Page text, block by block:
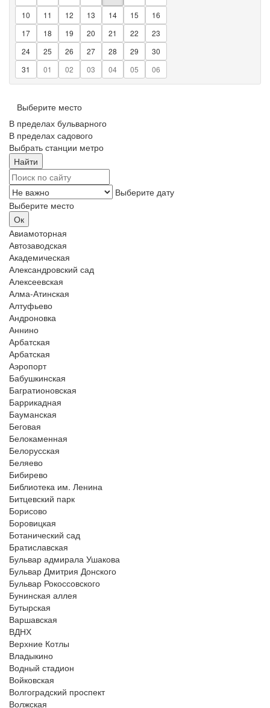
10
11 12 13 14 15
16
17
18 19 20 21 22
23
24
25 26 27 28 29
30
31
01 02 03 04 05 06
Выберите место
В пределах бульварного
В пределах садового
Выбрать станции метро
Выберите дату
Выберите место
Авиамоторная
Автозаводская
Академическая
Александровский сад
Алексеевская
Алма-Атинская
Алтуфьево
Андроновка
Аннино
Арбатская
Арбатская
Аэропорт
Бабушкинская
Багратионовская
Баррикадная
Бауманская
Беговая
Белокаменная
Белорусская
Беляево
Бибирево
Библиотека им. Ленина
Битцевский парк
Борисово
Боровицкая
Ботанический сад
Братиславская
Бульвар адмирала Ушакова
Бульвар Дмитрия Донского
Бульвар Рокоссовского
Бунинская аллея
Бутырская
Варшавская
ВДНХ
Верхние Котлы
Владыкино
Водный стадион
Войковская
Волгоградский проспект
Волжская